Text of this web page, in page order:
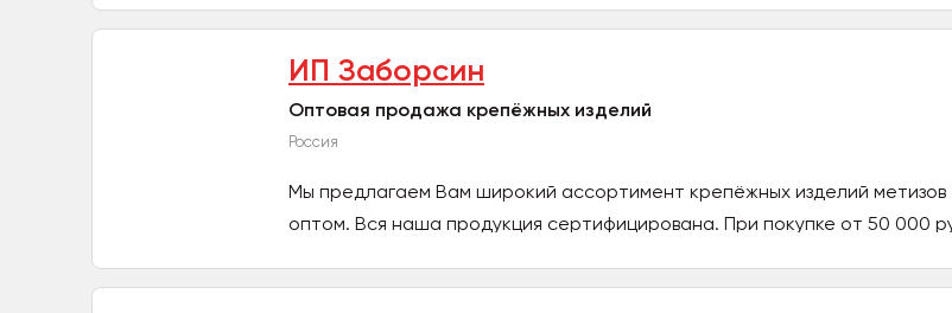
ИП Заборсин
Оптовая продажа крепёжных изделий
Россия
Мы предлагаем Вам широкий ассортимент крепёжных изделий метизов
оптом. Вся наша продукция сертифицирована. При покупке от 50 000